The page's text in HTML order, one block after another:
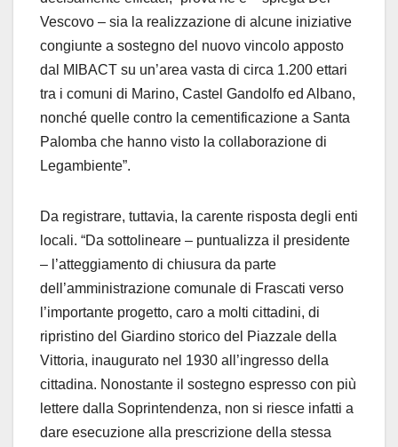
Vescovo – sia la realizzazione di alcune iniziative
congiunte a sostegno del nuovo vincolo apposto
dal MIBACT su un’area vasta di circa 1.200 ettari
tra i comuni di Marino, Castel Gandolfo ed Albano,
nonché quelle contro la cementificazione a Santa
Palomba che hanno visto la collaborazione di
Legambiente”.
Da registrare, tuttavia, la carente risposta degli enti
locali. “Da sottolineare – puntualizza il presidente
– l’atteggiamento di chiusura da parte
dell’amministrazione comunale di Frascati verso
l’importante progetto, caro a molti cittadini, di
ripristino del Giardino storico del Piazzale della
Vittoria, inaugurato nel 1930 all’ingresso della
cittadina. Nonostante il sostegno espresso con più
lettere dalla Soprintendenza, non si riesce infatti a
dare esecuzione alla prescrizione della stessa